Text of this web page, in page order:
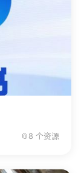
📎 8 个资源